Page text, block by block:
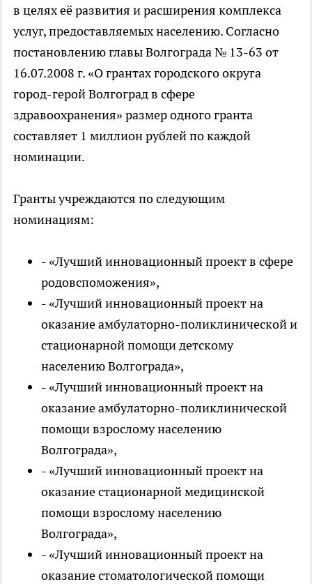
в целях её развития и расширения комплекса
услуг, предоставляемых населению. Согласно
постановлению главы Волгограда № 13-63 от
16.07.2008 г. «О грантах городского округа
город-герой Волгоград в сфере
здравоохранения» размер одного гранта
составляет 1 миллион рублей по каждой
номинации.
Гранты учреждаются по следующим
номинациям:
- «Лучший инновационный проект в сфере
родовспоможения»,
- «Лучший инновационный проект на
оказание амбулаторно-поликлинической и
стационарной помощи детскому
населению Волгограда»,
- «Лучший инновационный проект на
оказание амбулаторно-поликлинической
помощи взрослому населению
Волгограда»,
- «Лучший инновационный проект на
оказание стационарной медицинской
помощи взрослому населению
Волгограда»,
- «Лучший инновационный проект на
оказание стоматологической помощи